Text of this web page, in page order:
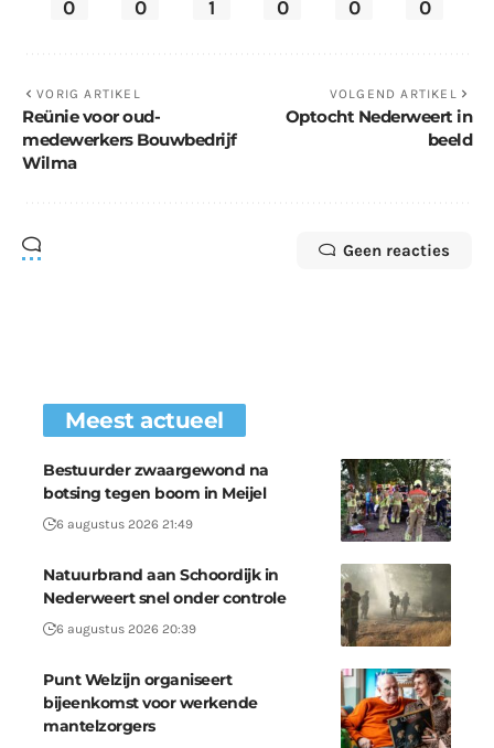
0 0 1 0 0 0
VORIG ARTIKEL
Reünie voor oud-
medewerkers Bouwbedrijf
Wilma
VOLGEND ARTIKEL
Optocht Nederweert in
beeld
Geen reacties
Meest actueel
Bestuurder zwaargewond na
botsing tegen boom in Meijel
6 augustus 2026 21:49
Natuurbrand aan Schoordijk in
Nederweert snel onder controle
6 augustus 2026 20:39
Punt Welzijn organiseert
bijeenkomst voor werkende
mantelzorgers